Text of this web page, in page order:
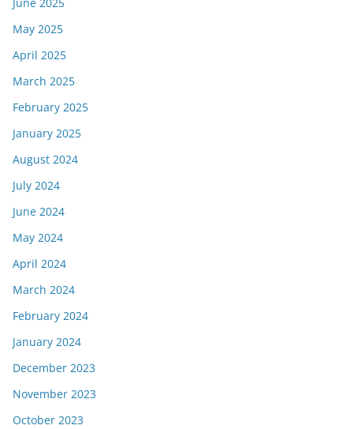
May 2025
April 2025
March 2025
February 2025
January 2025
August 2024
July 2024
June 2024
May 2024
April 2024
March 2024
February 2024
January 2024
December 2023
November 2023
October 2023